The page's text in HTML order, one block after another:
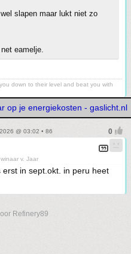
slapen maar lukt niet zo
eamelje.
down to their level and beat you with
op je energiekosten - gaslicht.nl
@ 03:02 • 86
v. Jaar
in sept.okt. in peru heet
Refinery89